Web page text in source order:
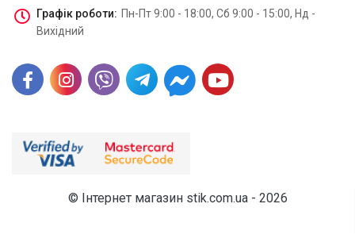
Графік роботи: Пн-Пт 9:00 - 18:00, Сб 9:00 - 15:00, Нд -
Вихідний
© Інтернет магазин stik.com.ua - 2026